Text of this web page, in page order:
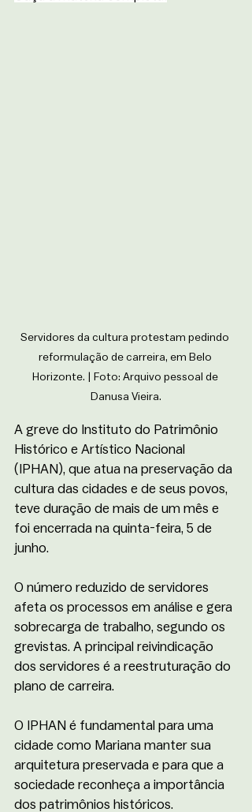
Servidores da cultura protestam pedindo
reformulação de carreira, em Belo
Horizonte. | Foto: Arquivo pessoal de
Danusa Vieira.
A greve do Instituto do Patrimônio
Histórico e Artístico Nacional
(IPHAN), que atua na preservação da
cultura das cidades e de seus povos,
teve duração de mais de um mês e
foi encerrada na quinta-feira, 5 de
junho.
O número reduzido de servidores
afeta os processos em análise e gera
sobrecarga de trabalho, segundo os
grevistas. A principal reivindicação
dos servidores é a reestruturação do
plano de carreira.
O IPHAN é fundamental para uma
cidade como Mariana manter sua
arquitetura preservada e para que a
sociedade reconheça a importância
dos patrimônios históricos.